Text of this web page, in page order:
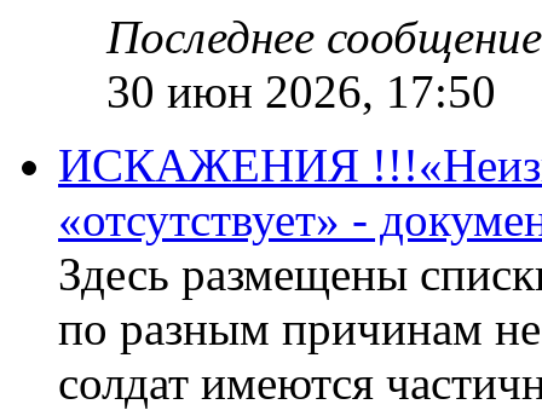
Последнее сообщение
30 июн 2026, 17:50
ИСКАЖЕНИЯ
«отсутствует» -
Здесь размещены
по разным причинам
солдат имеются